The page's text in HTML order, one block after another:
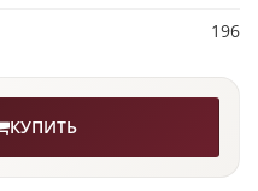
196
КУПИТЬ